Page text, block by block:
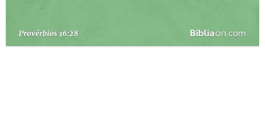
PERGUNTE À BÍBLIA